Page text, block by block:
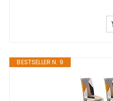
BESTSELLER N. 9